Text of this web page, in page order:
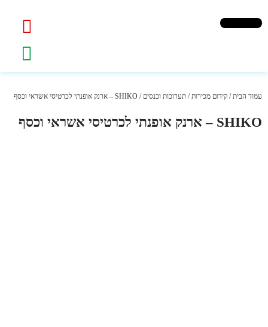
עמוד הבית/ קידום מכירות/ תערוכות וכנסים / SHIKO – ארנק אופנתי לכרטיסי אשראי וכסף
SHIKO – ארנק אופנתי לכרטיסי אשראי וכסף